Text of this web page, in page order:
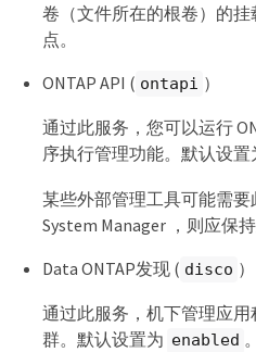
卷（文件所在的根卷）的
点。
ONTAP API ( ontapi ）
通过此服务，您可以运行
序执行管理功能。默认设置
某些外部管理工具可能需
System Manager ，则应保
Data ONTAP发现 ( disco ）
通过此服务，机下管理应
群。默认设置为 enabled 。